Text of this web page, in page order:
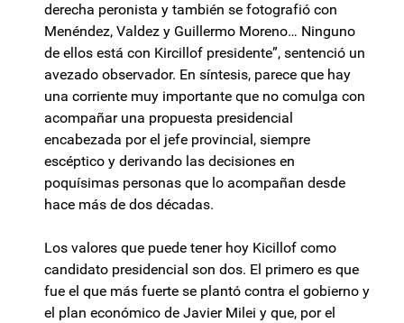
derecha peronista y también se fotografió con
Menéndez, Valdez y Guillermo Moreno… Ninguno
de ellos está con Kircillof presidente”, sentenció un
avezado observador. En síntesis, parece que hay
una corriente muy importante que no comulga con
acompañar una propuesta presidencial
encabezada por el jefe provincial, siempre
escéptico y derivando las decisiones en
poquísimas personas que lo acompañan desde
hace más de dos décadas.
Los valores que puede tener hoy Kicillof como
candidato presidencial son dos. El primero es que
fue el que más fuerte se plantó contra el gobierno y
el plan económico de Javier Milei y que, por el